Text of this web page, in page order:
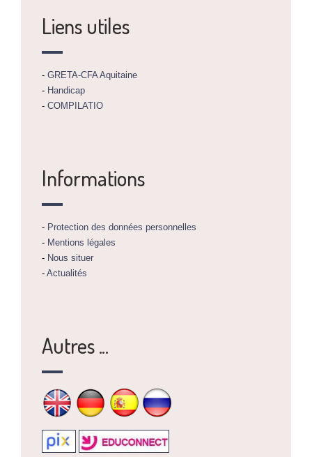
Liens utiles
- GRETA-CFA Aquitaine
- Handicap
- COMPILATIO
Informations
- Protection des données personnelles
- Mentions légales
- Nous situer
- Actualités
Autres ...